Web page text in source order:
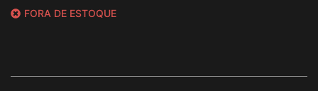
FORA DE ESTOQUE